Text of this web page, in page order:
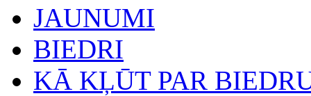
JAUNUMI
BIEDRI
KĀ KĻŪT PAR